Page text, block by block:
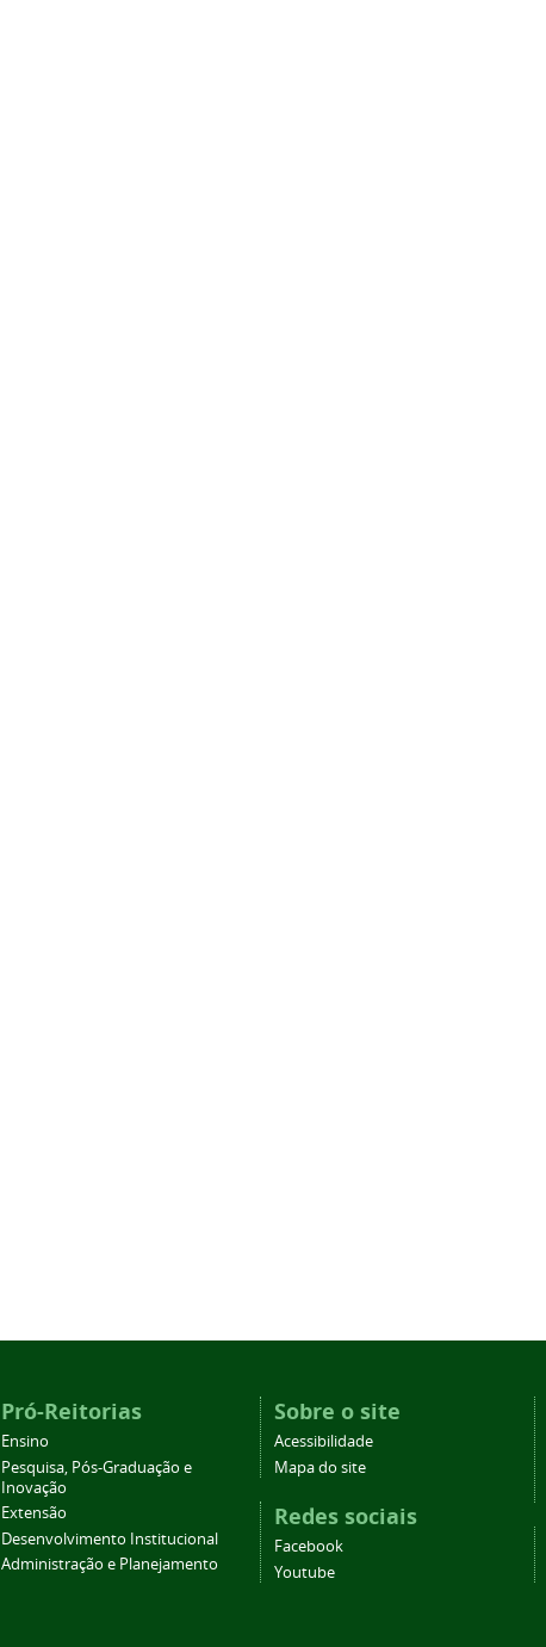
Pró-Reitorias
Ensino
Pesquisa, Pós-Graduação e
Inovação
Extensão
Desenvolvimento Institucional
Administração e Planejamento
Sobre o site
Acessibilidade
Mapa do site
Redes sociais
Facebook
Youtube